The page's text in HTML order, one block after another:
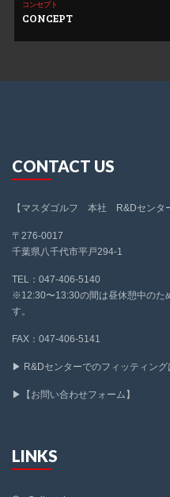
コンセプト
CONCEPT
CONTACT US
【マスダゴルフ 本社 R&Dセンタ
〒276-0017
千葉県八千代市平戸294-1
TEL：047-406-5140
※12:30〜13:30の間は昼休憩中のた
す。
FAX：047-406-5141
▶ R&Dセンターでのフィッティング
▶【お問い合わせフォーム】
LINKS